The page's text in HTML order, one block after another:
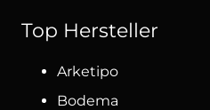
Top Hersteller
Arketipo
Bodema